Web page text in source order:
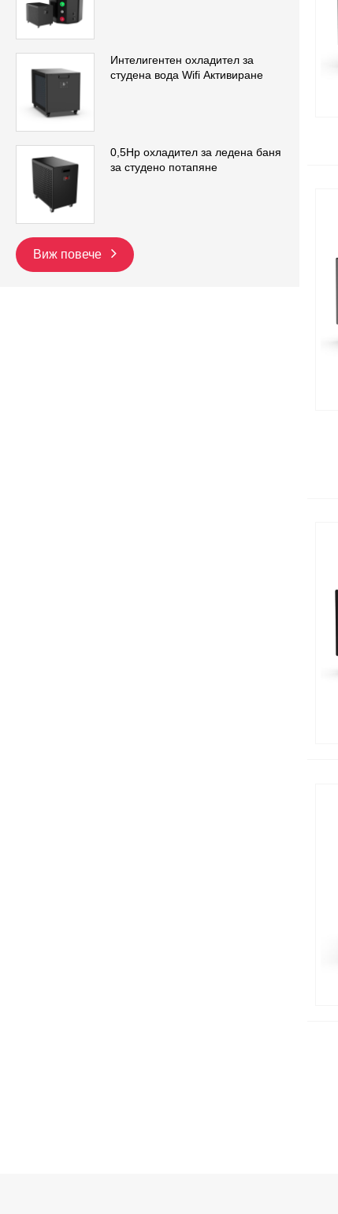
Интелигентен охладител за
студена вода Wifi Активиране
0,5Hp охладител за ледена баня
за студено потапяне
Виж повече